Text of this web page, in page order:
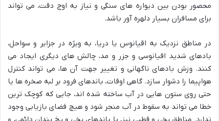
محصور بودن بین دیواره های سنگی و نیاز به اوج دقت، می تواند
برای مسافران بسیار دلهره آور باشد.
در مناطق نزدیک به اقیانوس یا دریا، به ویژه در جزایر و سواحل،
بادهای شدید اقیانوسی و جزر و مد، چالش های دیگری ایجاد می
کنند. وزش بادهای ناگهانی و تغییر جهت آن ها، می تواند کنترل
هواپیما را دشوار سازد. گاهی اوقات، باندهای فرود بر لبه صخره ها یا
حتی روی ستون هایی در آب ساخته شده اند، جایی که کوچک ترین
خطا می تواند به سقوط در آب منجر شود و هیچ فضای بازیابی وجود